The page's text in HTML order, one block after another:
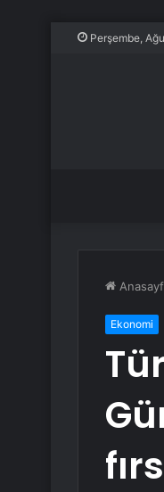
Perşembe,
Ekonomi